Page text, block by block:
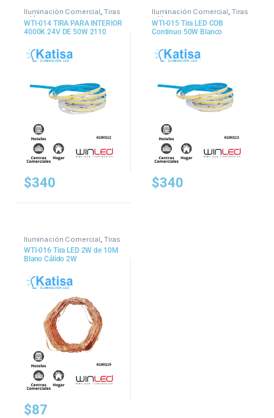
Iluminación Comercial, Tiras
y Mangueras
WTI-014 TIRA PARA INTERIOR
4000K 24V DE 50W 2110
$340
Iluminación Comercial, Tiras
y Mangueras
WTI-015 Tira LED COB
Continuo 50W Blanco
$340
Iluminación Comercial Tiras
y Mangueras
WTI-016 Tira LED 2W de 10M
Blano Cálido 2W
$87